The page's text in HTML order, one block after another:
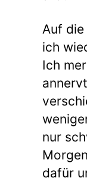
Auf
ich
Ich
nur
dafür